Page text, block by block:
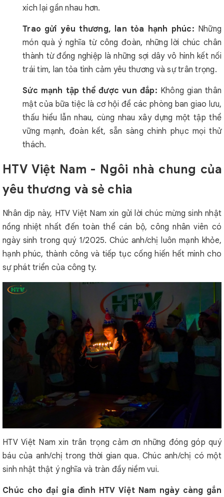
xích lại gần nhau hơn.
Trao gửi yêu thương, lan tỏa hạnh phúc: Những
món quà ý nghĩa từ công đoàn, những lời chúc chân
thành từ đồng nghiệp là những sợi dây vô hình kết nối
trái tim, lan tỏa tình cảm yêu thương và sự trân trọng.
Sức mạnh tập thể được vun đắp: Không gian thân
mật của bữa tiệc là cơ hội để các phòng ban giao lưu,
thấu hiểu lẫn nhau, cùng nhau xây dựng một tập thể
vững mạnh, đoàn kết, sẵn sàng chinh phục mọi thử
thách.
HTV Việt Nam - Ngôi nhà chung của
yêu thương và sẻ chia
Nhân dịp này, HTV Việt Nam xin gửi lời chúc mừng sinh nhật
nồng nhiệt nhất đến toàn thể cán bộ, công nhân viên có
ngày sinh trong quý 1/2025. Chúc anh/chị luôn mạnh khỏe,
hạnh phúc, thành công và tiếp tục cống hiến hết mình cho
sự phát triển của công ty.
HTV Việt Nam xin trân trọng cảm ơn những đóng góp quý
báu của anh/chị trong thời gian qua. Chúc anh/chị có một
sinh nhật thật ý nghĩa và tràn đầy niềm vui.
Chúc cho đại gia đình HTV Việt Nam ngày càng gắn